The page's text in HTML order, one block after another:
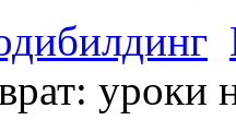
уроки